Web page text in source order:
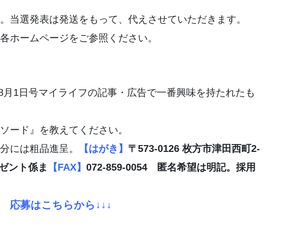
当選発表は発送をもって、代えさせていただきます。
ホームページをご参照ください。
8月1日号マイライフの記事・広告で一番興味を持たれたも
ード』を教えてください。
には粗品進呈。
【はがき】 〒573-0126 枚方市津田西町2-
ント係ま
【FAX】 072-859-0054 匿名希望は明記。採用
応募はこちらから↓↓↓